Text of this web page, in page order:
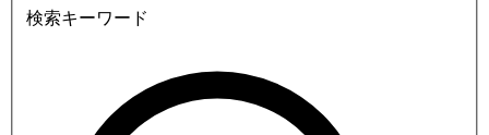
検索キーワード